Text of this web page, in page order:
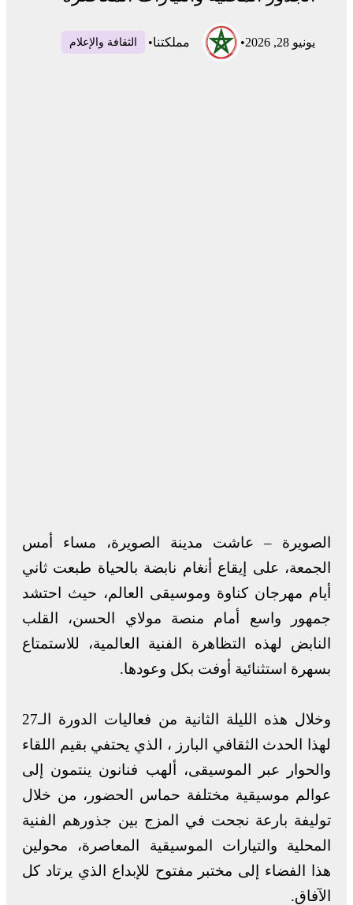
يونيو 28, 2026 • مملكتنا• الثقافة والإعلام
الصويرة – عاشت مدينة الصويرة، مساء أمس
الجمعة، على إيقاع أنغام نابضة بالحياة طبعت ثاني
أيام مهرجان كناوة وموسيقى العالم، حيث احتشد
جمهور واسع أمام منصة مولاي الحسن، القلب
النابض لهذه التظاهرة الفنية العالمية، للاستمتاع
بسهرة استثنائية أوفت بكل وعودها.
وخلال هذه الليلة الثانية من فعاليات الدورة الـ27
لهذا الحدث الثقافي البارز ، الذي يحتفي بقيم اللقاء
والحوار عبر الموسيقى، ألهب فنانون ينتمون إلى
عوالم موسيقية مختلفة حماس الحضور، من خلال
توليفة بارعة نجحت في المزج بين جذورهم الفنية
المحلية والتيارات الموسيقية المعاصرة، محولين
هذا الفضاء إلى مختبر مفتوح للإبداع الذي يرتاد كل
الآفاق.